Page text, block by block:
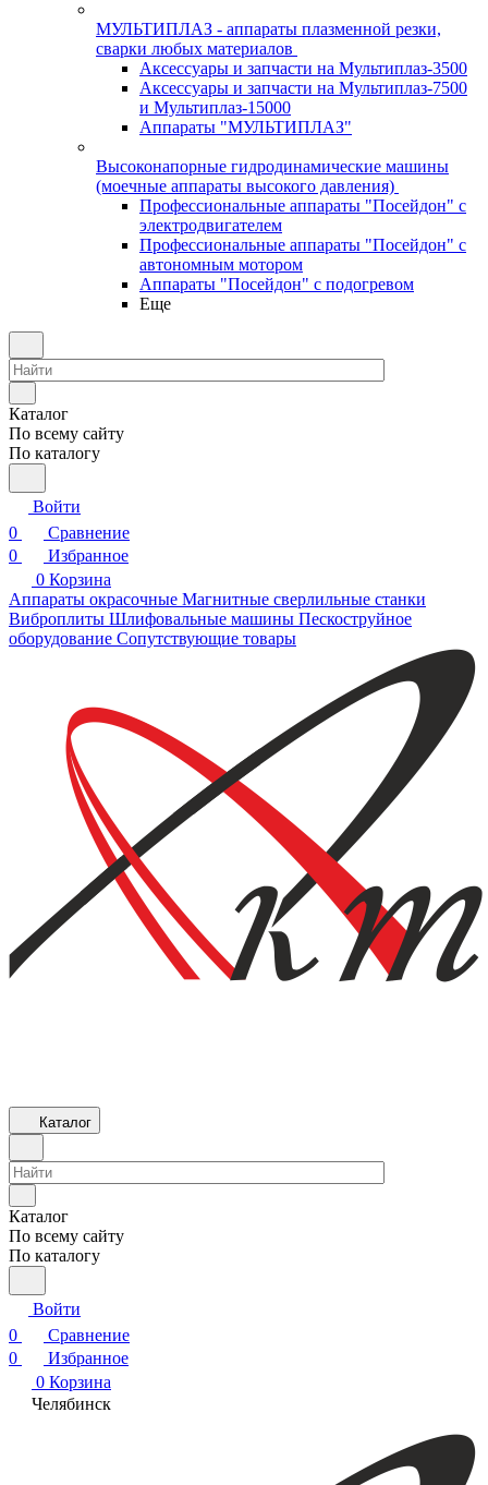
МУЛЬТИПЛАЗ - аппараты плазменной резки,
сварки любых материалов
Аксессуары и запчасти на Мультиплаз-3500
Аксессуары и запчасти на Мультиплаз-7500
и Мультиплаз-15000
Аппараты "МУЛЬТИПЛАЗ"
Высоконапорные гидродинамические машины
(моечные аппараты высокого давления)
Профессиональные аппараты "Посейдон" с
электродвигателем
Профессиональные аппараты "Посейдон" с
автономным мотором
Аппараты "Посейдон" с подогревом
Еще
Каталог
По всему сайту
По каталогу
Войти
0
Сравнение
0
Избранное
0 Корзина
Аппараты окрасочные Магнитные сверлильные станки
Виброплиты Шлифовальные машины Пескоструйное
оборудование Сопутствующие товары
Каталог
Каталог
По всему сайту
По каталогу
Войти
0
Сравнение
0
Избранное
0 Корзина
Челябинск